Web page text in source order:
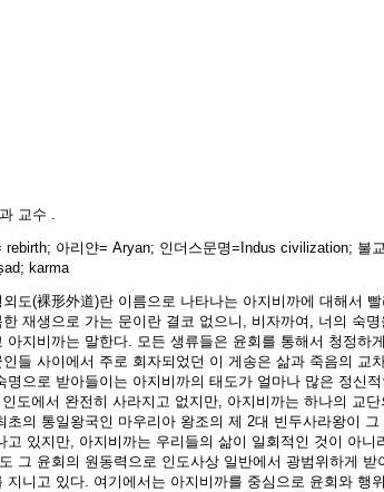
교수 .
아리얀= Aryan; 인더스문명=Indus civilization; 불
karma
도(裸形外道)란 이름으로 나타나는 아지비까에 대해서
재생으로 가는 문이란 결코 없으니, 비자까여, 너의 숙
아지비까는 말한다. 모든 생류들은 윤회를 통해서 청정하
들 사이에서 주로 회자되었던 이 게송은 삶과 죽음의 교
으로 받아들이는 아지비까의 태도가 얼마나 많은 정신
도에서 완전히 사라지고 없지만, 아지비까는 하나의 교
초의 통일왕국인 마우리아 왕조의 제 2대 빈두사라왕이
고 있지만, 아지비까는 우리들의 삶이 일회적인 것이 아니
그 윤회의 원동력으로 인도사상 일반에서 광범위하게 받
지니고 있다. 여기에서는 아지비까를 중심으로 윤회와 행